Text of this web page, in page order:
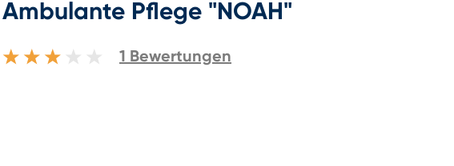
Ambulante Pflege "NOAH"
1 Bewertungen